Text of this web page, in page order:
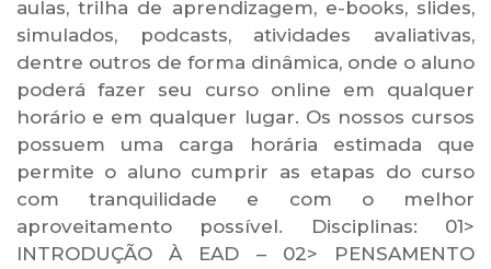
aulas, trilha de aprendizagem, e-books, slides,
simulados, podcasts, atividades avaliativas,
dentre outros de forma dinâmica, onde o aluno
poderá fazer seu curso online em qualquer
horário e em qualquer lugar. Os nossos cursos
possuem uma carga horária estimada que
permite o aluno cumprir as etapas do curso
com tranquilidade e com o melhor
aproveitamento possível. Disciplinas: 01>
INTRODUÇÃO À EAD – 02> PENSAMENTO